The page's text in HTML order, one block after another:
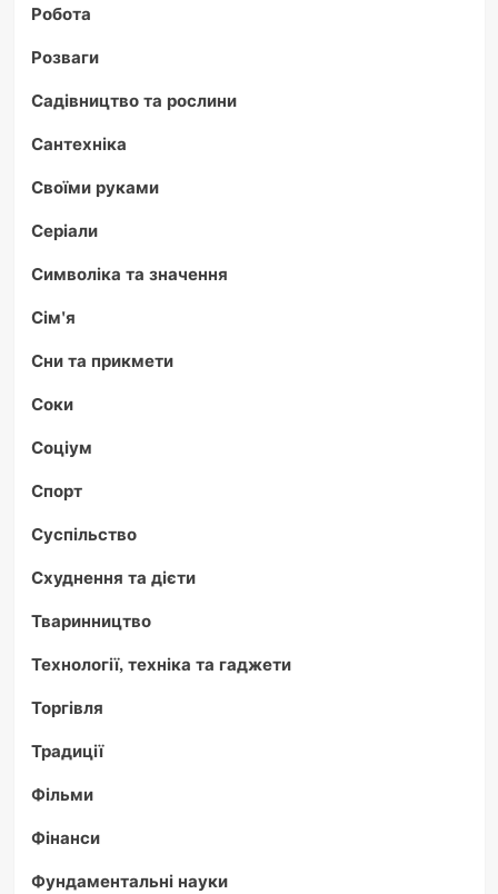
Робота
Розваги
Садівництво та рослини
Сантехніка
Своїми руками
Серіали
Символіка та значення
Сім'я
Сни та прикмети
Соки
Соціум
Спорт
Суспільство
Схуднення та дієти
Тваринництво
Технології, техніка та гаджети
Торгівля
Традиції
Фільми
Фінанси
Фундаментальні науки